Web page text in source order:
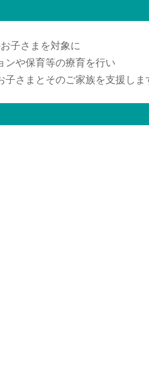
子さまを対象に
ンや保育等の療育を行い
さまとそのご家族を支援しま